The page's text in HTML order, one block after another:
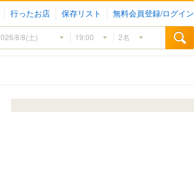
行ったお店 保存リスト 無料会員登録/ログイン